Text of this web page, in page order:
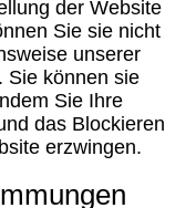
der Website
Sie sie nicht
unserer
Sie können sie
Sie Ihre
das Blockieren
erzwingen.